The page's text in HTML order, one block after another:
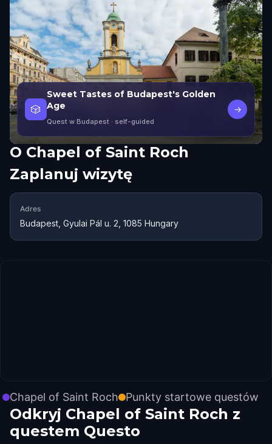
🎲
Sweet Tastes of Budapest's Golden
Age
Quest w Budapest · self-guided
→
O Chapel of Saint Roch
Zaplanuj wizytę
Adres
Budapest, Gyulai Pál u. 2, 1085 Hungary
Chapel of Saint Roch Punkty startowe questów
Odkryj Chapel of Saint Roch z
questem Questo